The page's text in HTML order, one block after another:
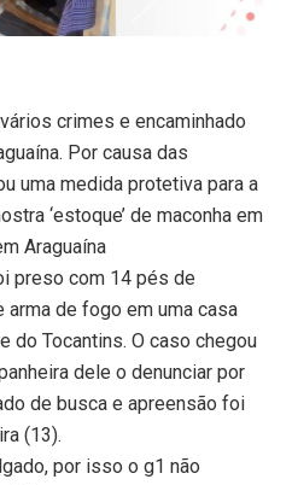
crimes e encaminhado
Por causa das
uma medida protetiva para a
‘estoque’ de maconha em
Araguaína
preso com 14 pés de
arma de fogo em uma casa
do Tocantins. O caso chegou
dele o denunciar por
de busca e apreensão foi
(13).
por isso o g1 não